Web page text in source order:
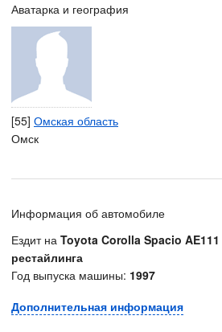
Аватарка и география
[55] Омская область
Омск
Информация об автомобиле
Ездит на Toyota Corolla Spacio
рестайлинга
Год выпуска машины: 1997
Дополнительная информация